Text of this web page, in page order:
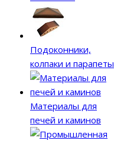
Подоконники,
колпаки и парапеты
Материалы для
печей и каминов